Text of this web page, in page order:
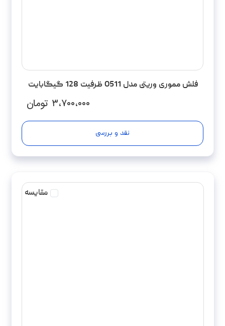
فلش مموری وریتی مدل O511 ظرفیت 128 گیگابایت
۳،۷۰۰،۰۰۰ تومان
نقد و بررسی
مقایسه